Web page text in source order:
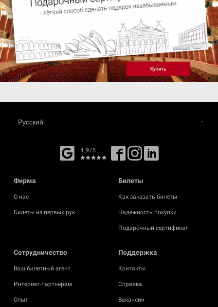
4,9/5
Фирма
О нас
Билеты из первых рук
Билеты
Как заказать билеты
Надежность покупки
Подарочный сертификат
Cотрудничество
Ваш билетный агент
Интернет-партнерам
Опыт
Поддержка
Контакты
Справка
Вакансии